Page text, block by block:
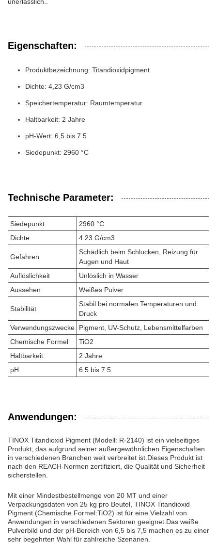
Eigenschaften:
Produktbezeichnung: Titandioxidpigment
Dichte: 4,23 G/cm3
Speichertemperatur: Raumtemperatur
Haltbarkeit: 2 Jahre
pH-Wert: 6,5 bis 7.5
Siedepunkt: 2960 °C
Technische Parameter:
Siedepunkt
2960 °C
Dichte
4.23 G/cm3
Gefahren
Schädlich beim Schlucken, Reizung für
Augen und Haut
Auflöslichkeit
Unlöslich in Wasser
Aussehen
Weißes Pulver
Stabilität
Stabil bei normalen Temperaturen und
Druck
Verwendungszwecke
Pigment, UV-Schutz, Lebensmittelfarben
Chemische Formel
TiO2
Haltbarkeit
2 Jahre
pH
6.5 bis 7.5
Anwendungen:
TINOX Titandioxid Pigment (Modell: R-2140) ist ein vielseitiges
Produkt, das aufgrund seiner außergewöhnlichen Eigenschaften
in verschiedenen Branchen weit verbreitet ist.Dieses Produkt ist
nach den REACH-Normen zertifiziert, die Qualität und Sicherheit
sicherstellen.
Mit einer Mindestbestellmenge von 20 MT und einer
Verpackungsdaten von 25 kg pro Beutel, TINOX Titandioxid
Pigment (Chemische Formel:TiO2) ist für eine Vielzahl von
Anwendungen in verschiedenen Sektoren geeignet.Das weiße
Pulverbild und der pH-Bereich von 6,5 bis 7,5 machen es zu einer
sehr begehrten Wahl für zahlreiche Szenarien.